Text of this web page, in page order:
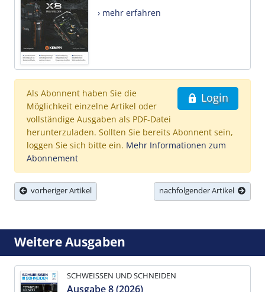
› mehr erfahren
Login
Als Abonnent haben Sie die
Möglichkeit einzelne Artikel oder
vollständige Ausgaben als PDF-Datei
herunterzuladen. Sollten Sie bereits Abonnent sein,
loggen Sie sich bitte ein. Mehr Informationen zum
Abonnement
vorheriger Artikel nachfolgender Artikel
Weitere Ausgaben
SCHWEISSEN UND SCHNEIDEN
Ausgabe 8 (2026)